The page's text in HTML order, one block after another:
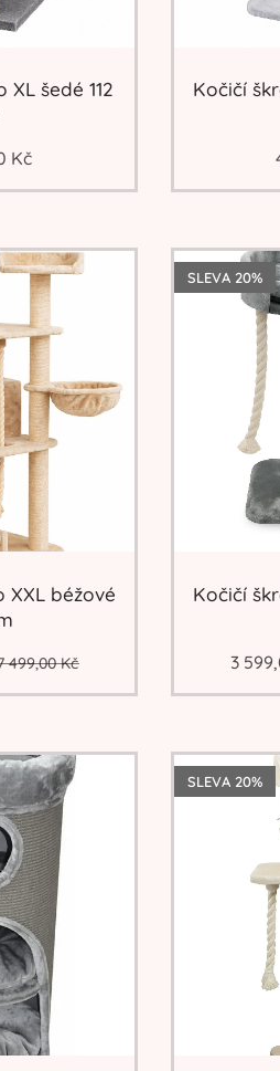
šedé 112
Kč
Kočičí
XXL béžové
499,00Kč
Kočičí
SLEVA 20%
3
SLEVA 20%